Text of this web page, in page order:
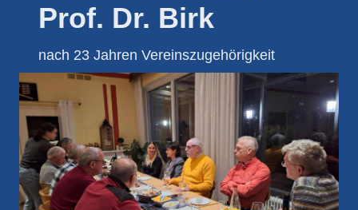
Prof. Dr. Birk
nach 23 Jahren Vereinszugehörigkeit